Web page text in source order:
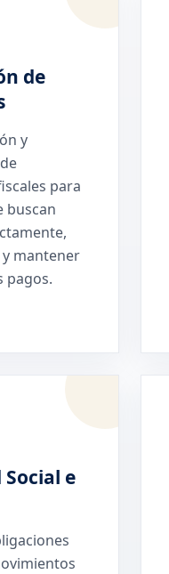
de
y
para
buscan
mantener
pagos.
e